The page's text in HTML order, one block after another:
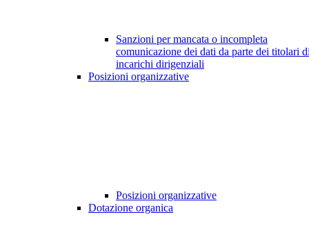
Sanzioni per mancata o incompleta
comunicazione dei dati da parte dei titolari
incarichi dirigenziali
Posizioni organizzative
Posizioni organizzative
Dotazione organica